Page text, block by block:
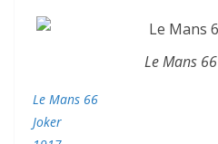
Le Mans 66
Le Mans 66
Joker